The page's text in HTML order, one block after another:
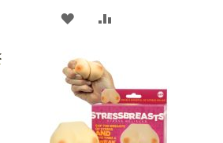
SPARA
ÖNSKELISTAN
JÄMFÖR